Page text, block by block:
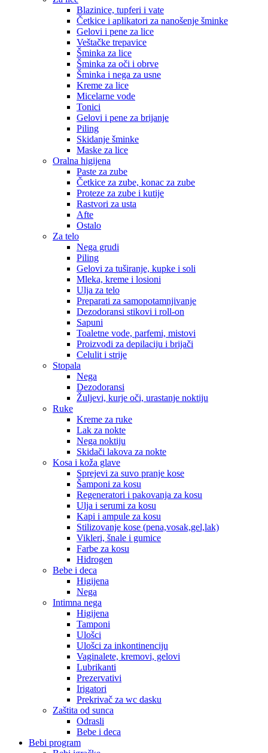
Blazinice, tupferi i vate
Četkice i aplikatori za nanošenje šminke
Gelovi i pene za lice
Veštačke trepavice
Šminka za lice
Šminka za oči i obrve
Šminka i nega za usne
Kreme za lice
Micelarne vode
Tonici
Gelovi i pene za brijanje
Piling
Skidanje šminke
Maske za lice
Oralna higijena
Paste za zube
Četkice za zube, konac za zube
Proteze za zube i kutije
Rastvori za usta
Afte
Ostalo
Za telo
Nega grudi
Piling
Gelovi za tuširanje, kupke i soli
Mleka, kreme i losioni
Ulja za telo
Preparati za samopotamnjivanje
Dezodoransi stikovi i roll-on
Sapuni
Toaletne vode, parfemi, mistovi
Proizvodi za depilaciju i brijači
Celulit i strije
Stopala
Nega
Dezodoransi
Žuljevi, kurje oči, urastanje noktiju
Ruke
Kreme za ruke
Lak za nokte
Nega noktiju
Skidači lakova za nokte
Kosa i koža glave
Sprejevi za suvo pranje kose
Šamponi za kosu
Regeneratori i pakovanja za kosu
Ulja i serumi za kosu
Kapi i ampule za kosu
Stilizovanje kose (pena,vosak,gel,lak)
Vikleri, šnale i gumice
Farbe za kosu
Hidrogen
Bebe i deca
Higijena
Nega
Intimna nega
Higijena
Tamponi
Ulošci
Ulošci za inkontinenciju
Vaginalete, kremovi, gelovi
Lubrikanti
Prezervativi
Irigatori
Prekrivač za wc dasku
Zaštita od sunca
Odrasli
Bebe i deca
Bebi program